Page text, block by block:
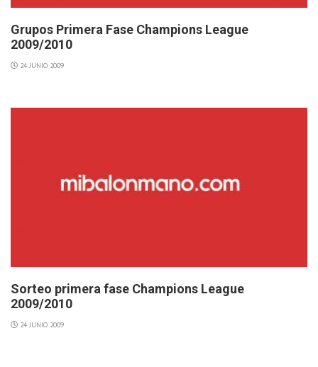
Grupos Primera Fase Champions League
2009/2010
24 JUNIO 2009
Sorteo primera fase Champions League
2009/2010
24 JUNIO 2009